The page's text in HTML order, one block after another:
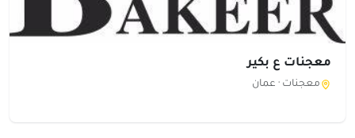
معجنات ع بكير
معجنات · عمان